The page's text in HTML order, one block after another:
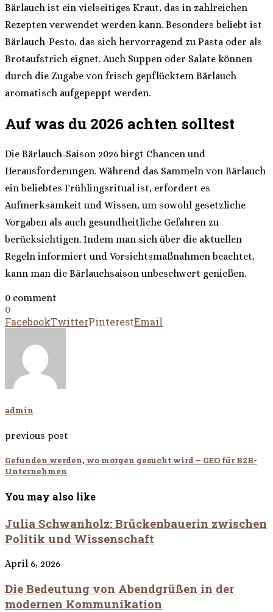
Bärlauch ist ein vielseitiges Kraut, das in zahlreichen
Rezepten verwendet werden kann. Besonders beliebt ist
Bärlauch-Pesto, das sich hervorragend zu Pasta oder als
Brotaufstrich eignet. Auch Suppen oder Salate können
durch die Zugabe von frisch gepflücktem Bärlauch
aromatisch aufgepeppt werden.
Auf was du 2026 achten solltest
Die Bärlauch-Saison 2026 birgt Chancen und
Herausforderungen. Während das Sammeln von Bärlauch
ein beliebtes Frühlingsritual ist, erfordert es
Aufmerksamkeit und Wissen, um sowohl gesetzliche
Vorgaben als auch gesundheitliche Gefahren zu
berücksichtigen. Indem man sich über die aktuellen
Regeln informiert und Vorsichtsmaßnahmen beachtet,
kann man die Bärlauchsaison unbeschwert genießen.
0 comment
0
FacebookTwitterPinterestEmail
admin
previous post
Gefunden werden, wo morgen gesucht wird – GEO für B2B-
Unternehmen
You may also like
Julia Schwanholz: Brückenbauerin zwischen
Politik und Wissenschaft
April 6, 2026
Die Bedeutung von Abendgrüßen in der
modernen Kommunikation